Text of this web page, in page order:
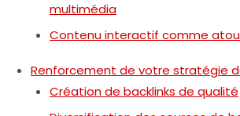
multimédia
Contenu interactif comme
Renforcement de votre stratégie
Création de backlinks de qualité